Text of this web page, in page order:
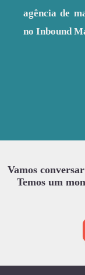
agência de
no Inbound
Vamos
Temos um